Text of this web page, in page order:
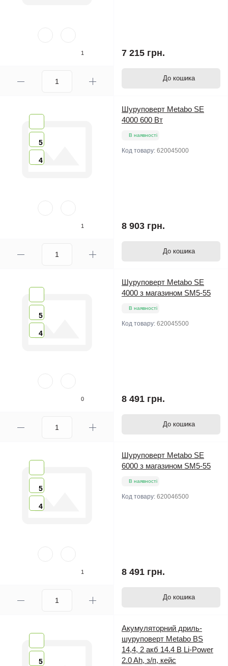
1 7 215 грн.
До кошика
5
4
1
Шуруповерт Metabo SE
4000 600 Вт
В наявності
Код товару: 620045000
8 903 грн.
До кошика
5
4
0
Шуруповерт Metabo SE
4000 з магазином SM5-55
В наявності
Код товару: 620045500
8 491 грн.
До кошика
5
4
1
Шуруповерт Metabo SE
6000 з магазином SM5-55
В наявності
Код товару: 620046500
8 491 грн.
До кошика
5
Акумуляторний дриль-
шуруповерт Metabo BS
14,4, 2 акб 14.4 В Li-Power
2.0 Ah, з/п, кейс